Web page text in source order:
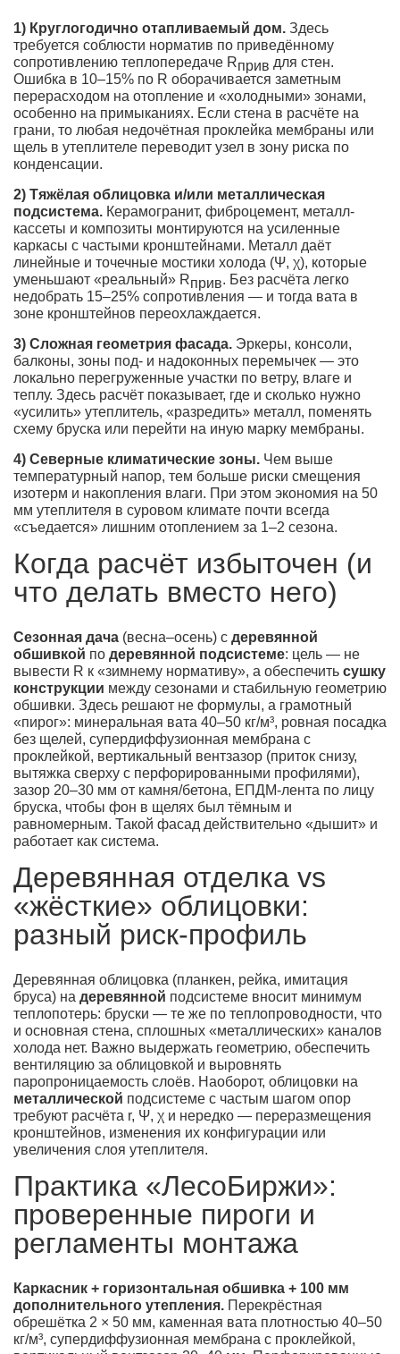
1) Круглогодично отапливаемый дом. Здесь
требуется соблюсти норматив по приведённому
сопротивлению теплопередаче Rприв для стен.
Ошибка в 10–15% по R оборачивается заметным
перерасходом на отопление и «холодными» зонами,
особенно на примыканиях. Если стена в расчёте на
грани, то любая недочётная проклейка мембраны или
щель в утеплителе переводит узел в зону риска по
конденсации.
2) Тяжёлая облицовка и/или металлическая
подсистема. Керамогранит, фиброцемент, металл-
кассеты и композиты монтируются на усиленные
каркасы с частыми кронштейнами. Металл даёт
линейные и точечные мостики холода (Ψ, χ), которые
уменьшают «реальный» Rприв. Без расчёта легко
недобрать 15–25% сопротивления — и тогда вата в
зоне кронштейнов переохлаждается.
3) Сложная геометрия фасада. Эркеры, консоли,
балконы, зоны под- и надоконных перемычек — это
локально перегруженные участки по ветру, влаге и
теплу. Здесь расчёт показывает, где и сколько нужно
«усилить» утеплитель, «разредить» металл, поменять
схему бруска или перейти на иную марку мембраны.
4) Северные климатические зоны. Чем выше
температурный напор, тем больше риски смещения
изотерм и накопления влаги. При этом экономия на 50
мм утеплителя в суровом климате почти всегда
«съедается» лишним отоплением за 1–2 сезона.
Когда расчёт избыточен (и
что делать вместо него)
Сезонная дача (весна–осень) с деревянной
обшивкой по деревянной подсистеме: цель — не
вывести R к «зимнему нормативу», а обеспечить сушку
конструкции между сезонами и стабильную геометрию
обшивки. Здесь решают не формулы, а грамотный
«пирог»: минеральная вата 40–50 кг/м³, ровная посадка
без щелей, супердиффузионная мембрана с
проклейкой, вертикальный вентзазор (приток снизу,
вытяжка сверху с перфорированными профилями),
зазор 20–30 мм от камня/бетона, ЕПДМ-лента по лицу
бруска, чтобы фон в щелях был тёмным и
равномерным. Такой фасад действительно «дышит» и
работает как система.
Деревянная отделка vs
«жёсткие» облицовки:
разный риск-профиль
Деревянная облицовка (планкен, рейка, имитация
бруса) на деревянной подсистеме вносит минимум
теплопотерь: бруски — те же по теплопроводности, что
и основная стена, сплошных «металлических» каналов
холода нет. Важно выдержать геометрию, обеспечить
вентиляцию за облицовкой и выровнять
паропроницаемость слоёв. Наоборот, облицовки на
металлической подсистеме с частым шагом опор
требуют расчёта r, Ψ, χ и нередко — переразмещения
кронштейнов, изменения их конфигурации или
увеличения слоя утеплителя.
Практика «ЛесоБиржи»:
проверенные пироги и
регламенты монтажа
Каркасник + горизонтальная обшивка + 100 мм
дополнительного утепления. Перекрёстная
обрешётка 2 × 50 мм, каменная вата плотностью 40–50
кг/м³, супердиффузионная мембрана с проклейкой,